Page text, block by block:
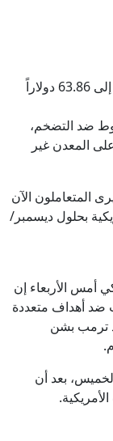
ارتفع سعر الفضة في المعاملات الفورية 0.3% إلى 63.86 دولاراً
ضد التضخم،
المعدن غير
المتعاملون الآن
الأمريكية ⁠⁠بحلول ديسمبر/
أمس الأربعاء إن
ضد أهداف متعددة
ترمب بشن
بعد أن